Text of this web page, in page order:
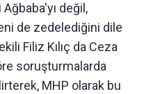
değil,
de zedelediğini dile
Filiz Kılıç da Ceza
soruşturmalarda
MHP olarak bu